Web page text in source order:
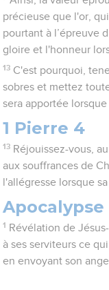
précieuse que l'or,
pourtant à l’épreuve
gloire et l'honneur
13 C'est pourquoi,
sobres et mettez
sera apportée lorsque
1 Pierre 4
13 Réjouissez-vous,
aux souffrances de
l'allégresse lorsque
Apocalypse
1 Révélation de
à ses serviteurs ce
en envoyant son